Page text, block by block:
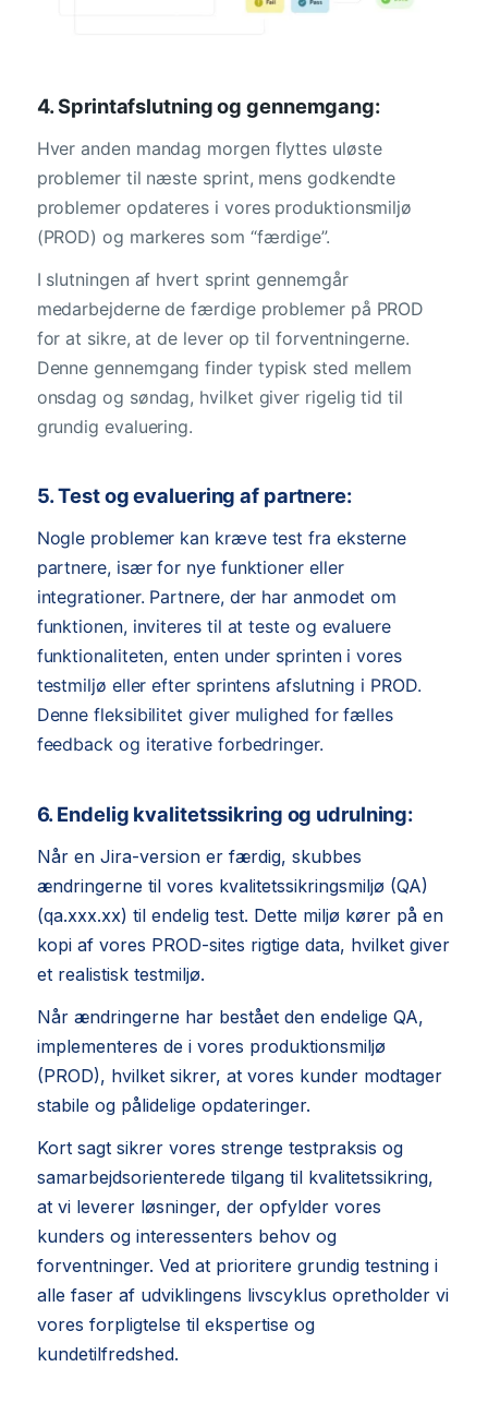
4. Sprintafslutning og gennemgang:
Hver anden mandag morgen flyttes uløste
problemer til næste sprint, mens godkendte
problemer opdateres i vores produktionsmiljø
(PROD) og markeres som “færdige”.
I slutningen af hvert sprint gennemgår
medarbejderne de færdige problemer på PROD
for at sikre, at de lever op til forventningerne.
Denne gennemgang finder typisk sted mellem
onsdag og søndag, hvilket giver rigelig tid til
grundig evaluering.
5. Test og evaluering af partnere:
Nogle problemer kan kræve test fra eksterne
partnere, især for nye funktioner eller
integrationer. Partnere, der har anmodet om
funktionen, inviteres til at teste og evaluere
funktionaliteten, enten under sprinten i vores
testmiljø eller efter sprintens afslutning i PROD.
Denne fleksibilitet giver mulighed for fælles
feedback og iterative forbedringer.
6. Endelig kvalitetssikring og udrulning:
Når en Jira-version er færdig, skubbes
ændringerne til vores kvalitetssikringsmiljø (QA)
(qa.xxx.xx) til endelig test. Dette miljø kører på en
kopi af vores PROD-sites rigtige data, hvilket giver
et realistisk testmiljø.
Når ændringerne har bestået den endelige QA,
implementeres de i vores produktionsmiljø
(PROD), hvilket sikrer, at vores kunder modtager
stabile og pålidelige opdateringer.
Kort sagt sikrer vores strenge testpraksis og
samarbejdsorienterede tilgang til kvalitetssikring,
at vi leverer løsninger, der opfylder vores
kunders og interessenters behov og
forventninger. Ved at prioritere grundig testning i
alle faser af udviklingens livscyklus opretholder vi
vores forpligtelse til ekspertise og
kundetilfredshed.